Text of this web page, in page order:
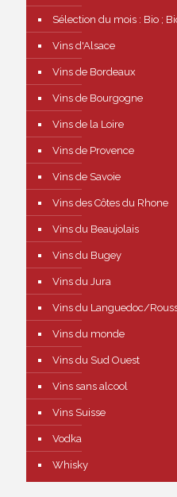
Sélection du mois : Bio ;
Vins d'Alsace
Vins de Bordeaux
Vins de Bourgogne
Vins de la Loire
Vins de Provence
Vins de Savoie
Vins des Côtes du Rhone
Vins du Beaujolais
Vins du Bugey
Vins du Jura
Vins du Languedoc/
Vins du monde
Vins du Sud Ouest
Vins sans alcool
Vins Suisse
Vodka
Whisky